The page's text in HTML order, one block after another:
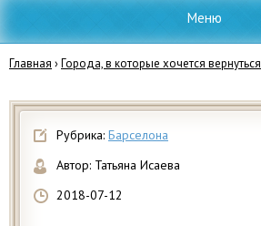
Меню
Главная ›Города, в которые хочется вернуться
Рубрика: Барселона
Автор: Татьяна Исаева
2018-07-12